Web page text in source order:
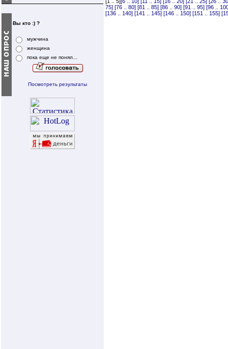
Вы кто :) ?
мужчина
женщина
пока еще не понял...
Посмотреть результаты
75] [76 .. 80] [81 .. 85] [86 .. 90] [91 .. 95] [96 ..
[136 .. 140] [141 .. 145] [146 .. 150] [151 .. 155]